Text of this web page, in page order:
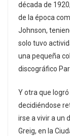
década de
de la época
Johnson,
solo tuvo
una pequeña
discográfico
Y otra que
decidiéndose
irse a vivir a un
Greig, en la